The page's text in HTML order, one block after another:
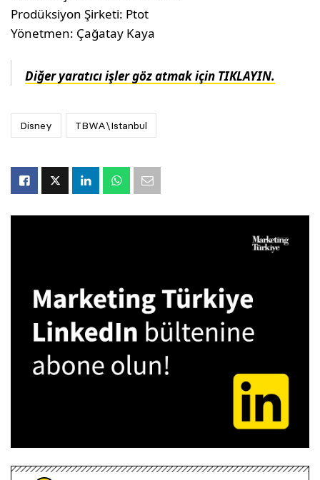
Prodüksiyon Şirketi: Ptot
Yönetmen: Çağatay Kaya
Diğer yaratıcı işler göz atmak için TIKLAYIN.
Disney TBWA\Istanbul